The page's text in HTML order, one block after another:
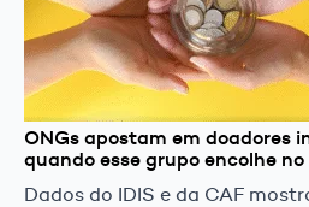
ONGs apostam em doadores
quando esse grupo encolhe no
Dados do IDIS e da CAF